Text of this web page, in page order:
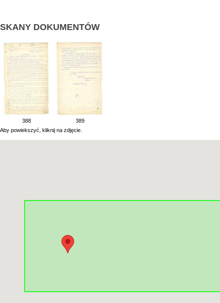
SKANY DOKUMENTÓW
388
389
Aby powiekszyć, kliknij na zdjęcie.